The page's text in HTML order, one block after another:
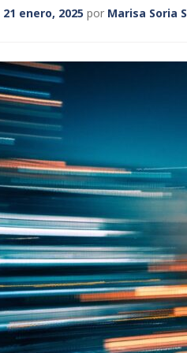
21 enero, 2025 por Marisa Soria